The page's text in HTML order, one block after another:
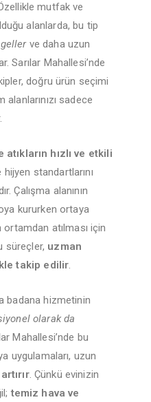
mutfak ve
alanlarda, bu tip
ve daha uzun
Sarılar Mahallesi’nde
doğru ürün seçimi
sadece
atıkların hızlı ve etkili
hijyen standartlarını
Çalışma alanının
kururken ortaya
ortamdan atılması için
süreçler, uzman
takip edilir.
badana hizmetinin
olarak da
Mahallesi’nde bu
uygulamaları, uzun
. Çünkü evinizin
temiz hava ve